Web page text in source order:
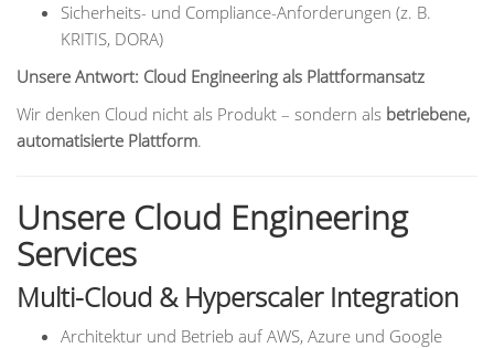
Sicherheits- und Compliance-Anforderungen (z. B.
KRITIS, DORA)
Unsere Antwort: Cloud Engineering als Plattformansatz
Wir denken Cloud nicht als Produkt – sondern als betriebene,
automatisierte Plattform.
Unsere Cloud Engineering
Services
Multi-Cloud & Hyperscaler Integration
Architektur und Betrieb auf AWS, Azure und Google